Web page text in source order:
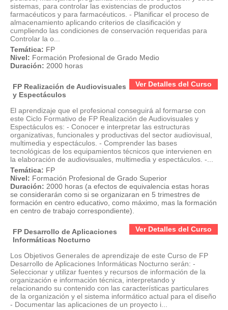
sistemas, para controlar las existencias de productos
farmacéuticos y para farmacéuticos. - Planificar el proceso de
almacenamiento aplicando criterios de clasificación y
cumpliendo las condiciones de conservación requeridas para
Controlar la o...
Temática: FP
Nivel: Formación Profesional de Grado Medio
Duración: 2000 horas
Ver Detalles del Curso
FP Realización de Audiovisuales
y Espectáculos
El aprendizaje que el profesional conseguirá al formarse con
este Ciclo Formativo de FP Realización de Audiovisuales y
Espectáculos es: - Conocer e interpretar las estructuras
organizativas, funcionales y productivas del sector audiovisual,
multimedia y espectáculos. - Comprender las bases
tecnológicas de los equipamientos técnicos que intervienen en
la elaboración de audiovisuales, multimedia y espectáculos. -...
Temática: FP
Nivel: Formación Profesional de Grado Superior
Duración: 2000 horas (a efectos de equivalencia estas horas
se considerarán como si se organizaran en 5 trimestres de
formación en centro educativo, como máximo, mas la formación
en centro de trabajo correspondiente).
Ver Detalles del Curso
FP Desarrollo de Aplicaciones
Informáticas Nocturno
Los Objetivos Generales de aprendizaje de este Curso de FP
Desarrollo de Aplicaciones Informáticas Nocturno serán: -
Seleccionar y utilizar fuentes y recursos de información de la
organización e información técnica, interpretando y
relacionando su contenido con las características particulares
de la organización y el sistema informático actual para el diseño
- Documentar las aplicaciones de un proyecto i...